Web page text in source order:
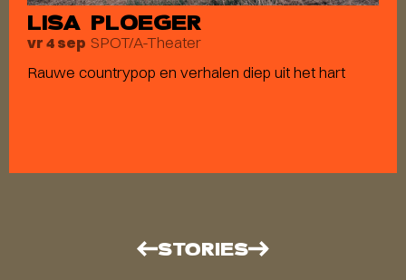
LISA PLOEGER
vr 4 sep SPOT/A-Theater
Rauwe countrypop en verhalen diep uit het hart
STORIES